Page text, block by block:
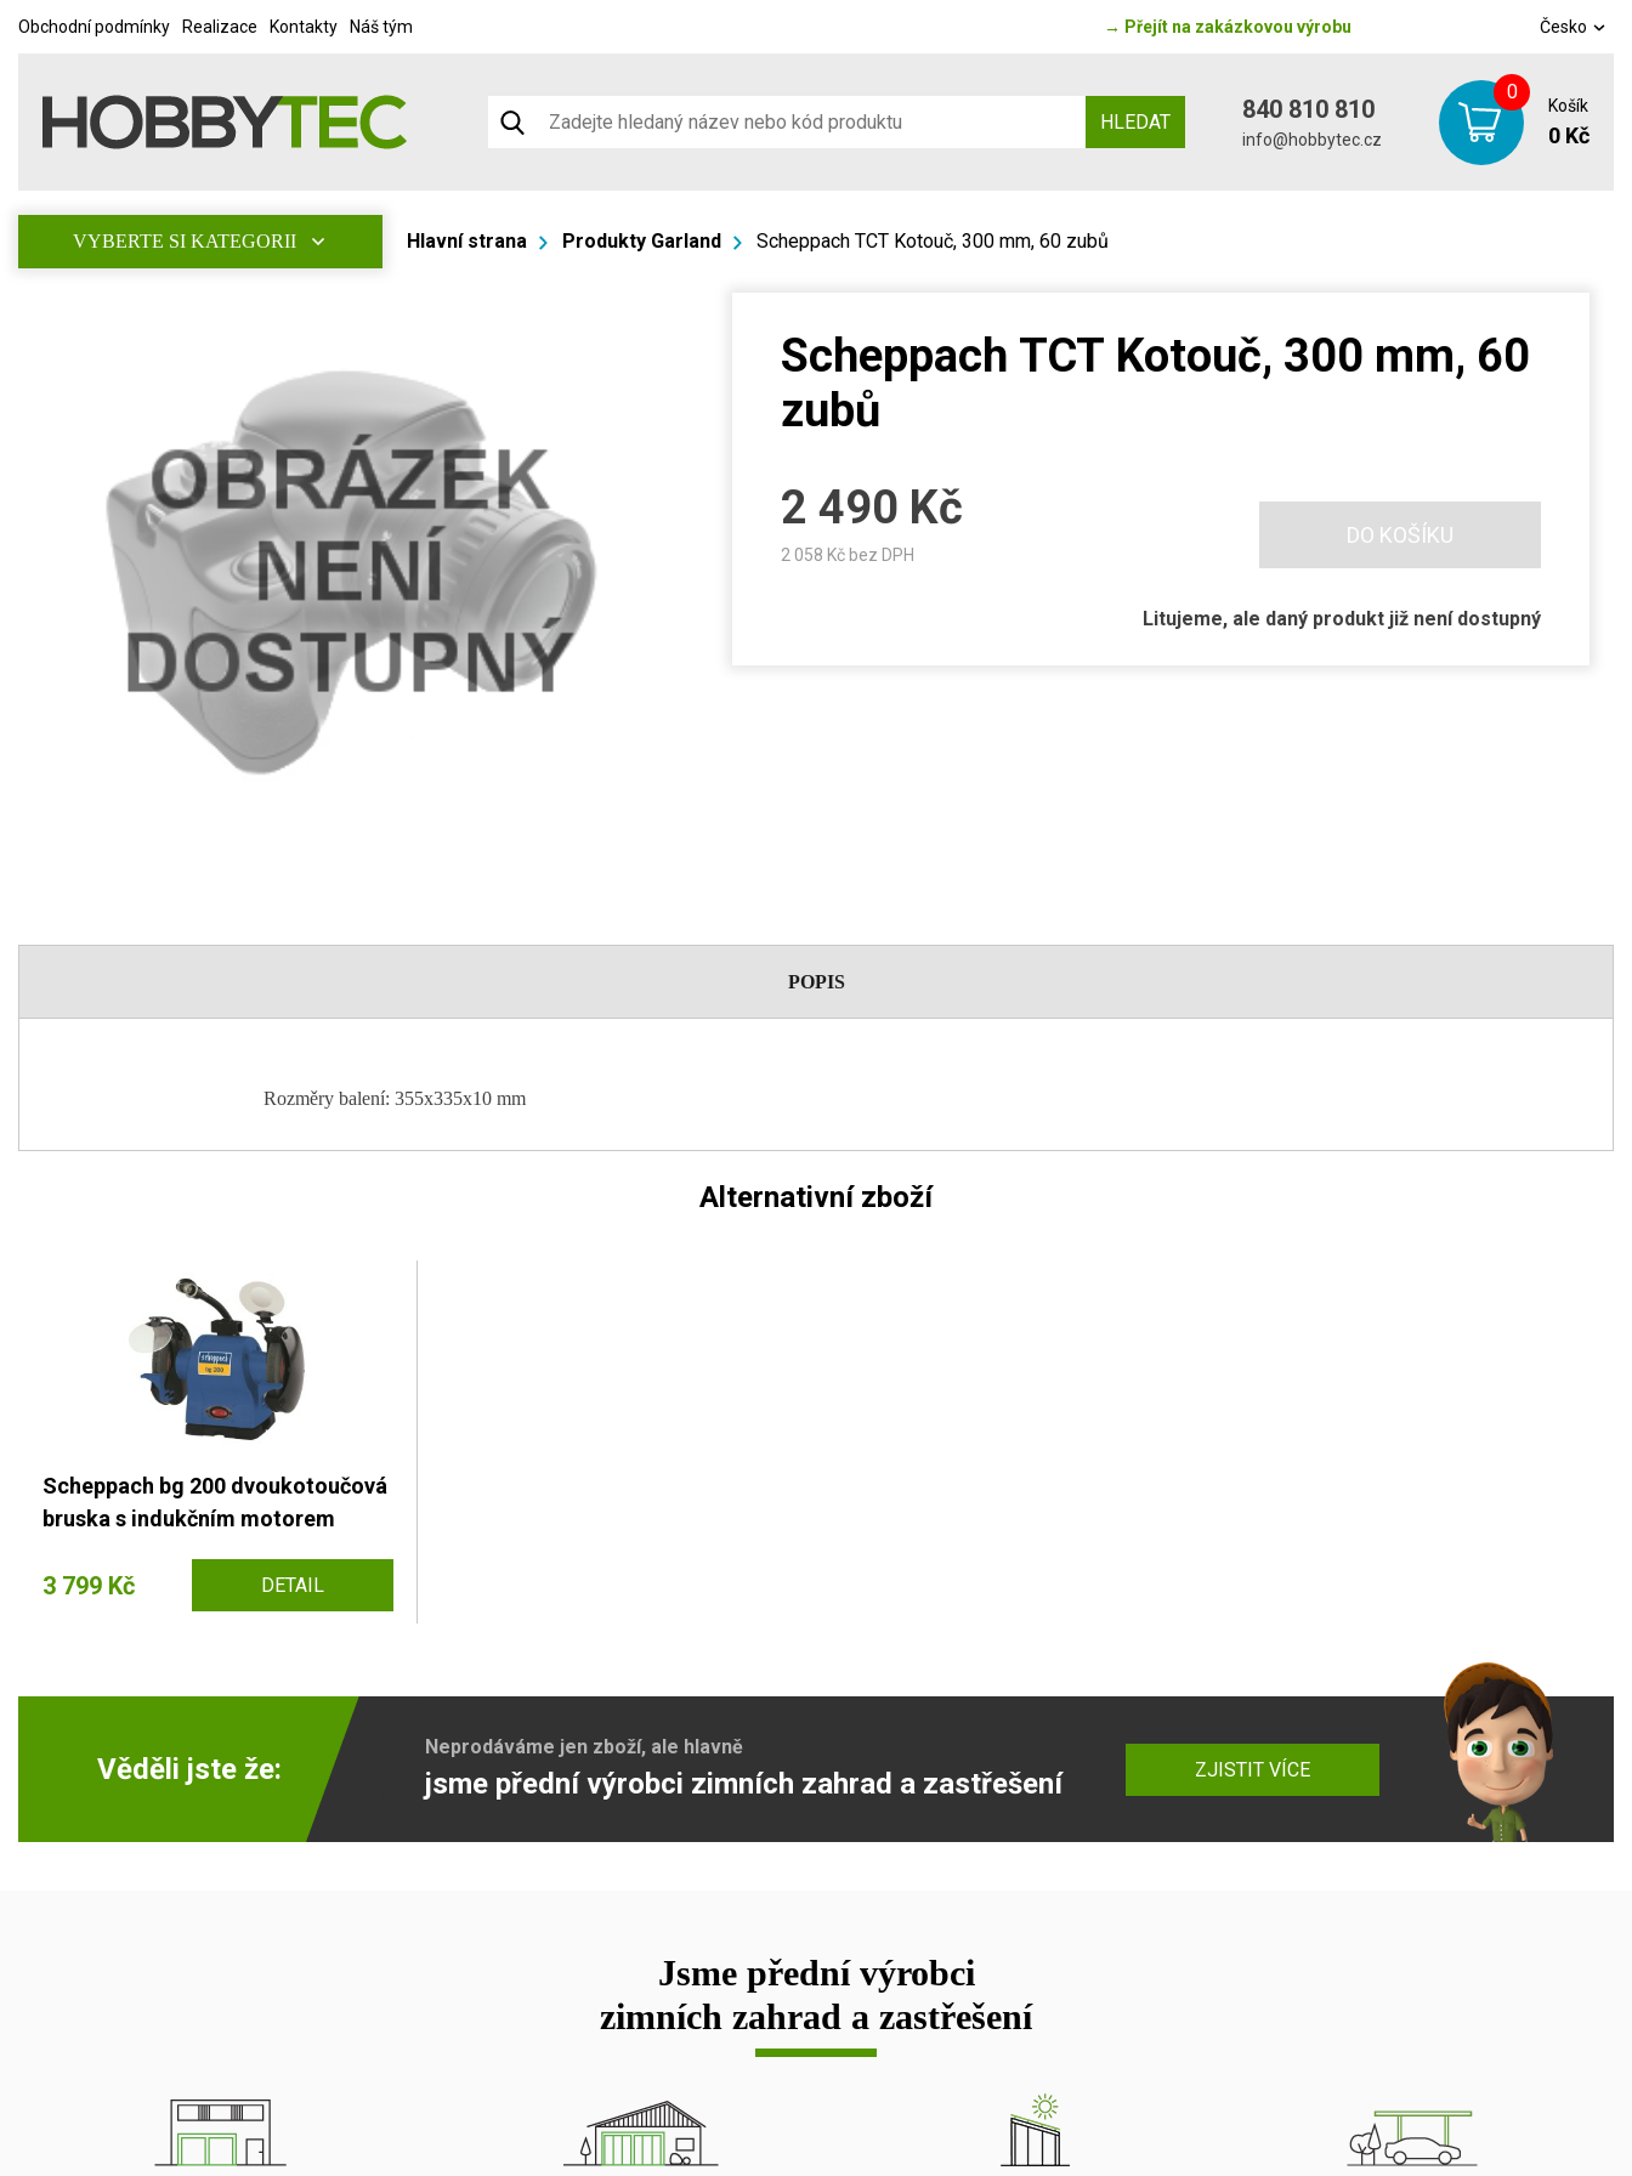
Obchodní podmínky Realizace Kontakty Náš tým → Přejít na zakázkovou výrobu Česko
HLEDAT 840 810 810
info@hobbytec.cz
0
Košík
0 Kč
VYBERTE SI KATEGORII Hlavní strana Produkty Garland Scheppach TCT Kotouč, 300 mm, 60 zubů
Scheppach TCT Kotouč, 300 mm, 60
zubů
2 490 Kč
2 058 Kč bez DPH
DO KOŠÍKU
Litujeme, ale daný produkt již není dostupný
POPIS
Rozměry balení: 355x335x10 mm
Alternativní zboží
Scheppach bg 200 dvoukotoučová
bruska s indukčním motorem
3 799 Kč DETAIL
Věděli jste že:
Neprodáváme jen zboží, ale hlavně
jsme přední výrobci zimních zahrad a zastřešení ZJISTIT VÍCE
Jsme přední výrobci
zimních zahrad a zastřešení